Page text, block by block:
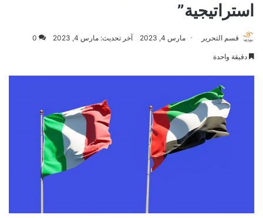
استراتيجية”
قسم التحرير مارس 4, 2023 آخر تحديث: مارس 4, 2023 0
دقيقة واحدة